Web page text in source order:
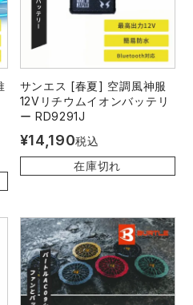
サンエス [春夏] 空調風神服
12Vリチウムイオンバッテリ
ー RD9291J
¥14,190税込
在庫切れ